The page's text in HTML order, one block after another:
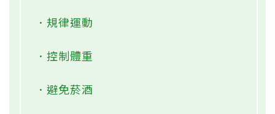
．規律運動
．控制體重
．避免菸酒